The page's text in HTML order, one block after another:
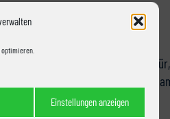
optimieren.
Einstellungen anzeigen
Office”-Star prädestiniert
Russell Wilson. Dazu ein